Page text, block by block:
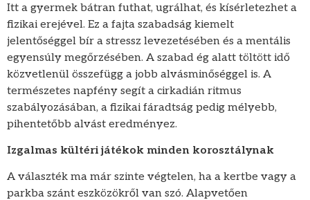
Itt a gyermek bátran futhat, ugrálhat, és kísérletezhet a
fizikai erejével. Ez a fajta szabadság kiemelt
jelentőséggel bír a stressz levezetésében és a mentális
egyensúly megőrzésében. A szabad ég alatt töltött idő
közvetlenül összefügg a jobb alvásminőséggel is. A
természetes napfény segít a cirkadián ritmus
szabályozásában, a fizikai fáradtság pedig mélyebb,
pihentetőbb alvást eredményez.
Izgalmas kültéri játékok minden korosztálynak
A választék ma már szinte végtelen, ha a kertbe vagy a
parkba szánt eszközökről van szó. Alapvetően